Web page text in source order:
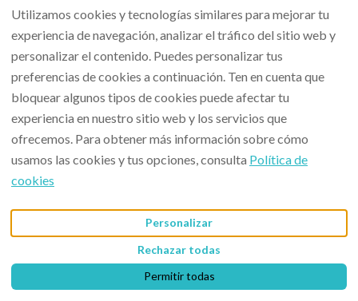
Español EUR 652303005
Calle Santa Inés 1,
Fuengirola, Málaga, España
29640.
aaguest@aaguest.com
©2026AA GuestTodos los
derechos reservados
Powered by Lodgify
Utilizamos cookies y tecnologías similares para mejorar tu
experiencia de navegación, analizar el tráfico del sitio web y
personalizar el contenido. Puedes personalizar tus
preferencias de cookies a continuación. Ten en cuenta que
bloquear algunos tipos de cookies puede afectar tu
experiencia en nuestro sitio web y los servicios que
ofrecemos. Para obtener más información sobre cómo
usamos las cookies y tus opciones, consulta Política de
cookies
Personalizar
Rechazar todas
Permitir todas